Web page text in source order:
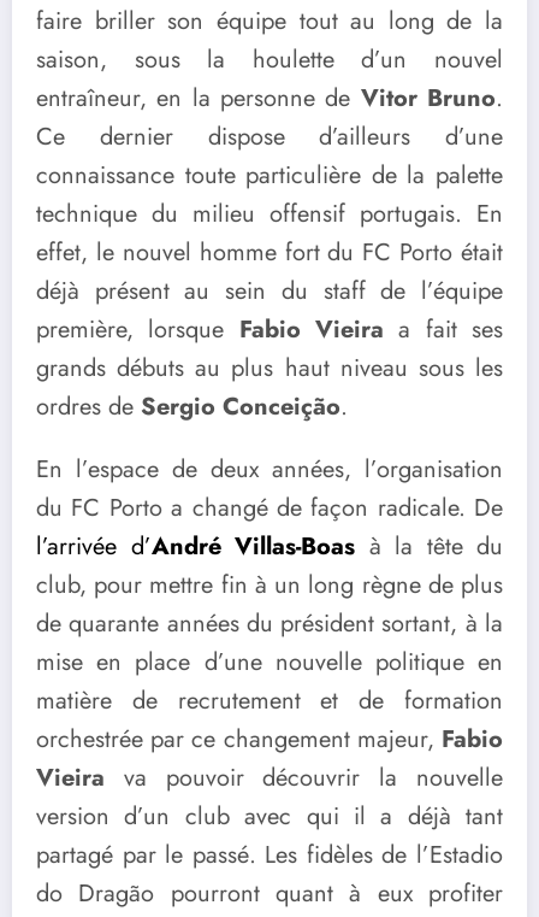
faire briller son équipe tout au long de la
saison, sous la houlette d’un nouvel
entraîneur, en la personne de Vitor Bruno.
Ce dernier dispose d’ailleurs d’une
connaissance toute particulière de la palette
technique du milieu offensif portugais. En
effet, le nouvel homme fort du FC Porto était
déjà présent au sein du staff de l’équipe
première, lorsque Fabio Vieira a fait ses
grands débuts au plus haut niveau sous les
ordres de Sergio Conceição.
En l’espace de deux années, l’organisation
du FC Porto a changé de façon radicale. De
l’arrivée d’André Villas-Boas à la tête du
club, pour mettre fin à un long règne de plus
de quarante années du président sortant, à la
mise en place d’une nouvelle politique en
matière de recrutement et de formation
orchestrée par ce changement majeur, Fabio
Vieira va pouvoir découvrir la nouvelle
version d’un club avec qui il a déjà tant
partagé par le passé. Les fidèles de l’Estadio
do Dragão pourront quant à eux profiter